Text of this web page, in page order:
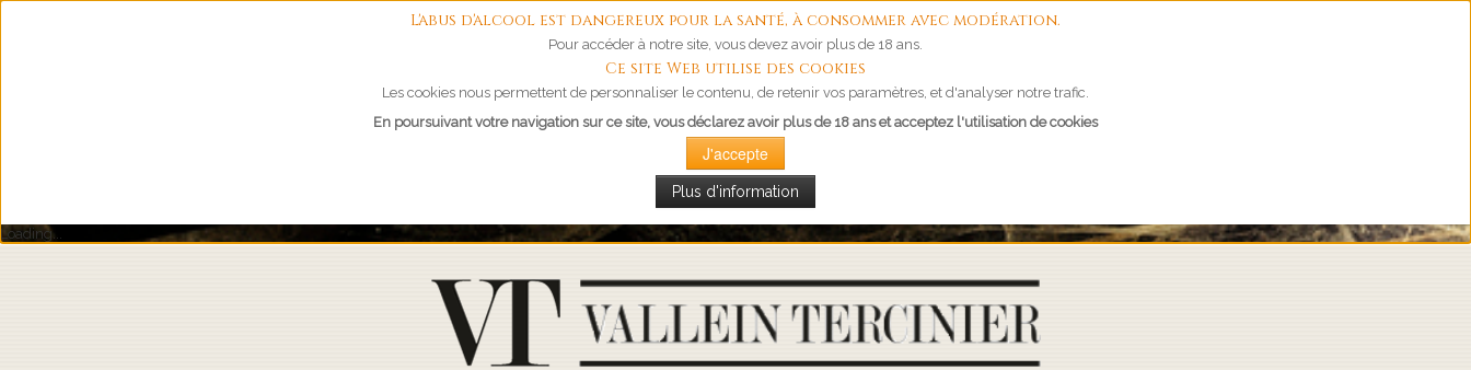
L'abus d'alcool est dangereux pour la santé, à consommer avec modération.
Pour accéder à notre site, vous devez avoir plus de 18 ans.
Ce site Web utilise des cookies
Les cookies nous permettent de personnaliser le contenu, de retenir vos paramètres, et d'analyser notre trafic.
En poursuivant votre navigation sur ce site, vous déclarez avoir plus de 18 ans et acceptez l'utilisation de cookies
J'accepte
Plus d'information
Loading...